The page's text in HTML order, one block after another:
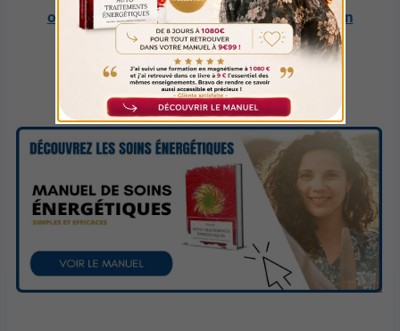
ouvrage et commencer votre transformation
personnelle.